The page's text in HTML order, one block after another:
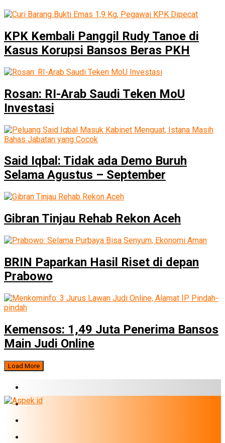
KPK Kembali Panggil Rudy Tanoe di
Kasus Korupsi Bansos Beras PKH
Rosan: RI-Arab Saudi Teken MoU
Investasi
Said Iqbal: Tidak ada Demo Buruh
Selama Agustus – September
Gibran Tinjau Rehab Rekon Aceh
BRIN Paparkan Hasil Riset di depan
Prabowo
Kemensos: 1,49 Juta Penerima Bansos
Main Judi Online
Load More
BUMN